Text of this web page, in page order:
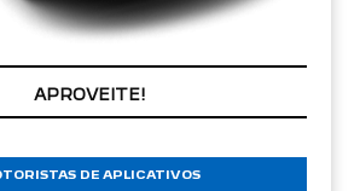
IMPERDÍVEL
DE APLICATIVOS